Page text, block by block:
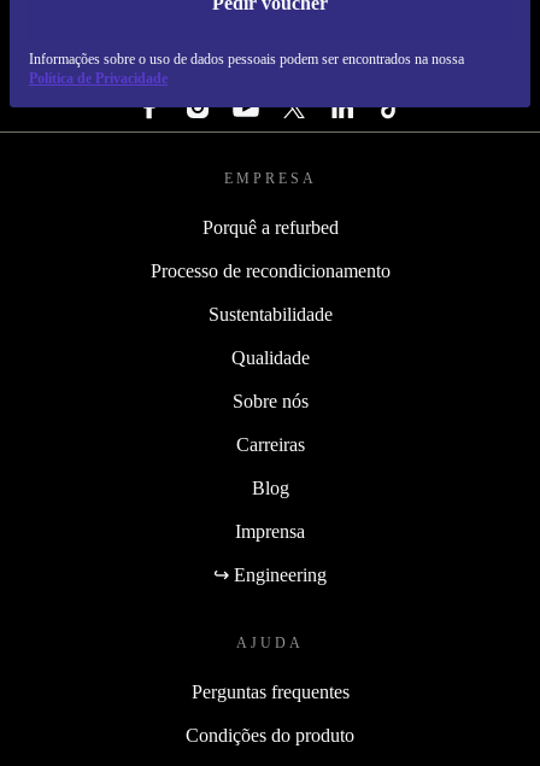
Informações sobre o uso de dados pessoais podem ser encontrados na nossa
Política de Privacidade
REFURBED PORTUGAL - RETHINK NEW.
SEGUE-NOS
EMPRESA
Porquê a refurbed
Processo de recondicionamento
Sustentabilidade
Qualidade
Sobre nós
Carreiras
Blog
Imprensa
↪ Engineering
AJUDA
Perguntas frequentes
Condições do produto